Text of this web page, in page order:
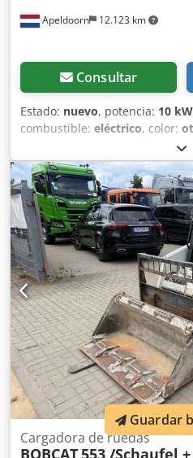
Apeldoorn 12.123 km
Consultar
Estado: nuevo, potencia: 10
combustible: eléctrico, color:
, horas de funcionamiento:
Peso en vacío: 1.910 kg
(L x An x Al): 381 x 98 x 230 cm
general: muy bueno Estado
visual: muy bueno = Opciones
Función de martillo/selección -
Observaciones = General País
Checa Estado Tipo CE: CE 2
adicionales para cizalla/
protección de cilindro, chasis
Cargadora de ruedas
Guardar